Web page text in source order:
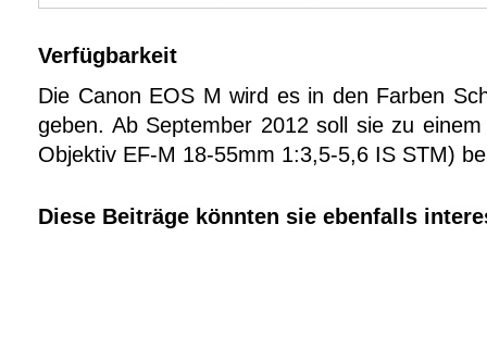
Verfügbarkeit
Die Canon EOS M wird es in den Farben
geben. Ab September 2012 soll sie zu
Objektiv EF-M 18-55mm 1:3,5-5,6 IS STM)
Diese Beiträge könnten sie ebenfalls